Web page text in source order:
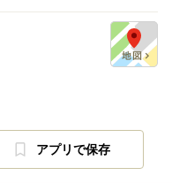
アプリで保存